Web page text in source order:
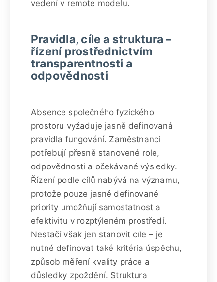
vedení v remote modelu.
Pravidla, cíle a struktura –
řízení prostřednictvím
transparentnosti a
odpovědnosti
Absence společného fyzického
prostoru vyžaduje jasně definovaná
pravidla fungování. Zaměstnanci
potřebují přesně stanovené role,
odpovědnosti a očekávané výsledky.
Řízení podle cílů nabývá na významu,
protože pouze jasně definované
priority umožňují samostatnost a
efektivitu v rozptýleném prostředí.
Nestačí však jen stanovit cíle – je
nutné definovat také kritéria úspěchu,
způsob měření kvality práce a
důsledky zpoždění. Struktura